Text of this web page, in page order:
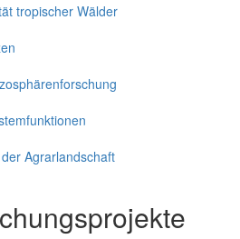
tropischer Wälder
Agrarlandschaft